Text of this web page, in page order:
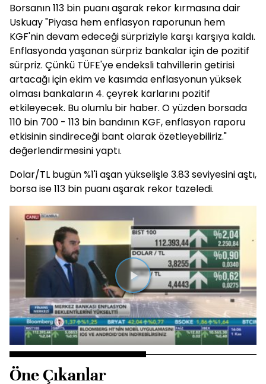
Borsanın 113 bin puanı aşarak rekor kırmasına dair
Uskuay "Piyasa hem enflasyon raporunun hem
KGF'nin devam edeceği sürpriziyle karşı karşıya kaldı.
Enflasyonda yaşanan sürpriz bankalar için de pozitif
sürpriz. Çünkü TÜFE'ye endeksli tahvillerin getirisi
artacağı için ekim ve kasımda enflasyonun yüksek
olması bankaların 4. çeyrek karlarını pozitif
etkileyecek. Bu olumlu bir haber. O yüzden borsada
110 bin 700 - 113 bin bandının KGF, enflasyon raporu
etkisinin sindireceği bant olarak özetleyebiliriz."
değerlendirmesini yaptı.
Dolar/TL bugün %1'i aşan yükselişle 3.83 seviyesini aştı,
borsa ise 113 bin puanı aşarak rekor tazeledi.
Videoyu
Oynat
Öne Çıkanlar